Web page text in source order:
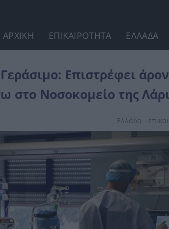
ΑΡΧΙΚΗ ΕΠΙΚΑΙΡΟΤΗΤΑ ΕΛΛΑΔΑ
Επιστρέφει άρον
στο Νοσοκομείο της
Ελλάδα